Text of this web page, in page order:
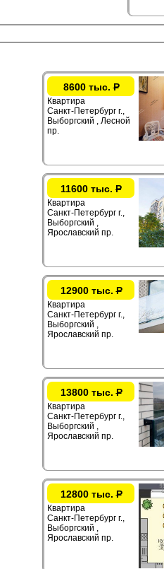
8600 тыс.Р
Квартира
Санкт-Петербург г.,
Выборгский , Лесной
пр.
11600 тыс. Р
Квартира
Санкт-Петербург г.,
Выборгский ,
Ярославский пр.
12900 тыс.Р
Квартира
Санкт-Петербург г.,
Выборгский ,
Ярославский пр.
13800 тыс.Р
Квартира
Санкт-Петербург г.,
Выборгский ,
Ярославский пр.
12800 тыс.Р
Квартира
Санкт-Петербург г.,
Выборгский ,
Ярославский пр.